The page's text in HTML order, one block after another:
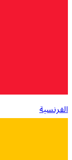
الفرنسية